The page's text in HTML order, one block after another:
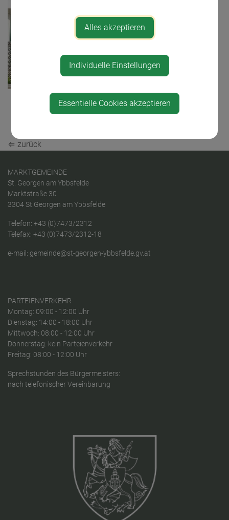
Teile den Artikel
⇐ zurück
MARKTGEMEINDE
St. Georgen am Ybbsfelde
Marktstraße 30
3304 St.Georgen am Ybbsfelde
Telefon: +43 (0)7473/2312
Telefax: +43 (0)7473/2312-18
e-mail: gemeinde@st-georgen-ybbsfelde.gv.at
PARTEIENVERKEHR
Montag: 09:00 - 12:00 Uhr
Dienstag: 14:00 - 18:00 Uhr
Mittwoch: 08:00 - 12:00 Uhr
Donnerstag: kein Parteienverkehr
Freitag: 08:00 - 12:00 Uhr
Sprechstunden des Bürgermeisters:
nach telefonischer Vereinbarung
Alles akzeptieren
Individuelle Einstellungen
Essentielle Cookies akzeptieren